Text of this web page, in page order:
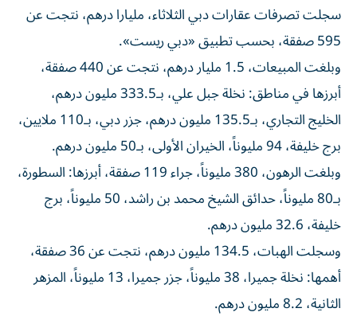
سجلت تصرفات عقارات دبي الثلاثاء، مليارا درهم، نتجت عن
595 صفقة، بحسب تطبيق «دبي ريست».
وبلغت المبيعات، 1.5 مليار درهم، نتجت عن 440 صفقة،
أبرزها في مناطق: نخلة جبل علي، بـ333.5 مليون درهم،
الخليج التجاري، بـ135.5 مليون درهم، جزر دبي، بـ110 ملايين،
برج خليفة، 94 مليوناً، الخيران الأولى، بـ50 مليون درهم.
وبلغت الرهون، 380 مليوناً، جراء 119 صفقة، أبرزها: السطورة،
بـ80 مليوناً، حدائق الشيخ محمد بن راشد، 50 مليوناً، برج
خليفة، 32.6 مليون درهم.
وسجلت الهبات، 134.5 مليون درهم، نتجت عن 36 صفقة،
أهمها: نخلة جميرا، 38 مليوناً، جزر جميرا، 13 مليوناً، المزهر
الثانية، 8.2 مليون درهم.